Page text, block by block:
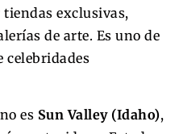
exclusivas,
de arte. Es uno de
celebridades
es Sun Valley (Idaho),